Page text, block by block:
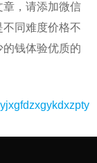
，请添加微信
同难度价格不
的钱体验优质的